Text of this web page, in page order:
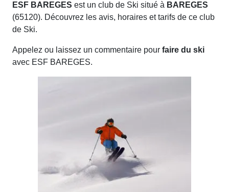
ESF BAREGES est un club de Ski situé à BAREGES
(65120). Découvrez les avis, horaires et tarifs de ce club
de Ski.
Appelez ou laissez un commentaire pour faire du ski
avec ESF BAREGES.